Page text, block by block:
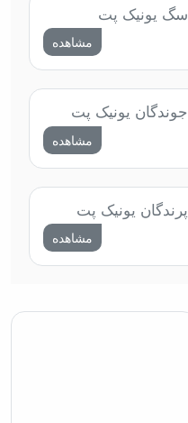
سگ یونیک پت
مشاهده
جوندگان یونیک پت
مشاهده
پرندگان یونیک پت
مشاهده